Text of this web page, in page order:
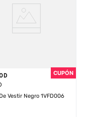
Vestir Negro 1VFD006